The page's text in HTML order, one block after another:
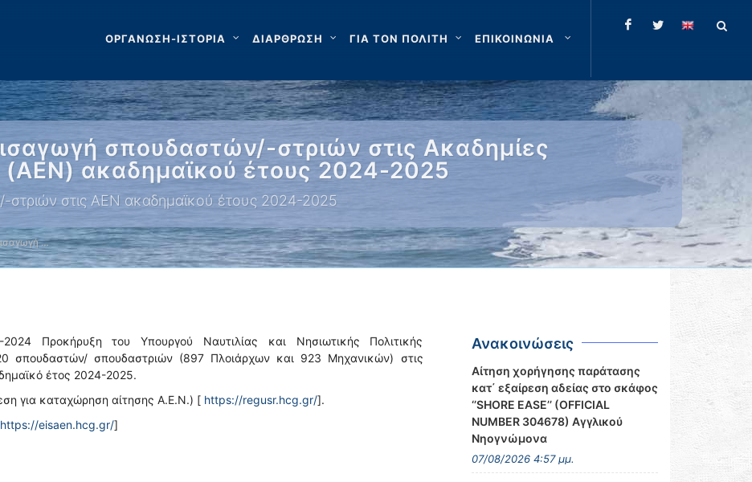
ΟΡΓΑΝΩΣΗ-ΙΣΤΟΡΙΑ ΔΙΑΡΘΡΩΣΗ ΓΙΑ ΤΟΝ ΠΟΛΙΤΗ ΕΠΙΚΟΙΝΩΝΙΑ
σπουδαστών/-στριών στις Ακαδημίες
(ΑΕΝ) ακαδημαϊκού έτους 2024-2025
στις ΑΕΝ ακαδημαϊκού έτους 2024-2025
…
Προκήρυξη του Υπουργού Ναυτιλίας και Νησιωτικής Πολιτικής
σπουδαστών/ σπουδαστριών (897 Πλοιάρχων και 923 Μηχανικών) στις
έτος 2024-2025.
για καταχώρηση αίτησης Α.Ε.Ν.) [ https://regusr.hcg.gr/].
https://eisaen.hcg.gr/]
Ανακοινώσεις
Αίτηση χορήγησης παράτασης
κατ΄ εξαίρεση αδείας στο σκάφος
‘’SHORE EASE’’ (OFFICIAL
NUMBER 304678) Αγγλικού
Νηογνώμονα
07/08/2026 4:57 μμ.